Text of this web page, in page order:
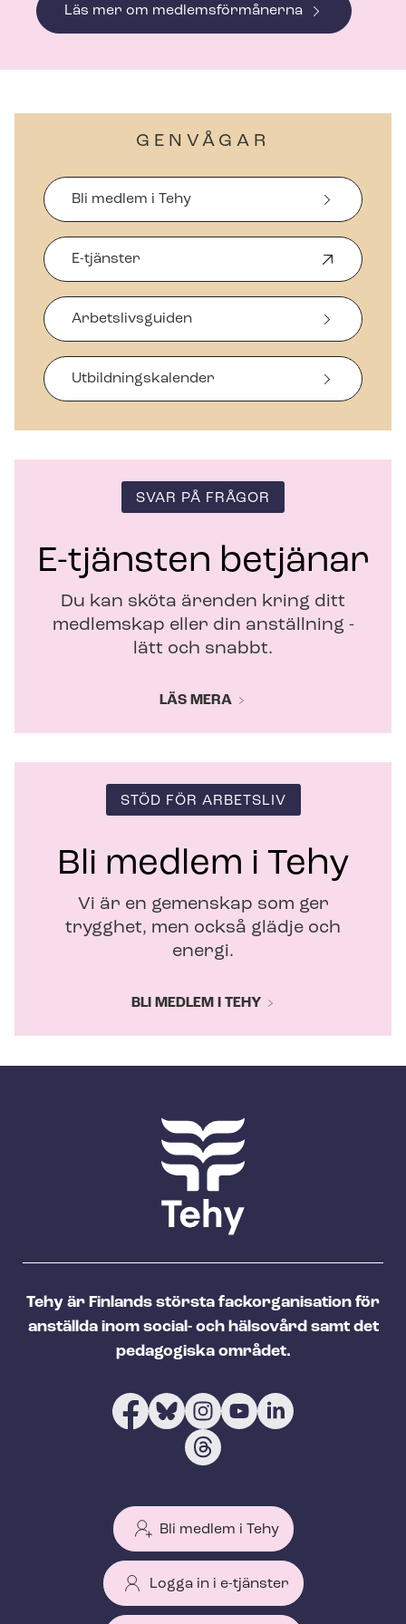
Läs mer om medlemsförmånerna
GENVÅGAR
Bli medlem i Tehy
E-tjänster
p
n
a
s
i
t
e
r
Arbetslivsguiden
Ut­bild­nings­ka­len­der
SVAR PÅ FRÅGOR
E-tjänsten betjänar
Du kan sköta ärenden kring ditt
medlemskap eller din anställning -
lätt och snabbt.
LÄS MERA
STÖD FÖR ARBETSLIV
Bli medlem i Tehy
Vi är en gemenskap som ger
trygghet, men också glädje och
energi.
BLI MEDLEM I TEHY
Tehy är Finlands största fackorganisation för
anställda inom social- och hälsovård samt det
pedagogiska området.
Bli medlem i Tehy
Logga in i e-tjänster